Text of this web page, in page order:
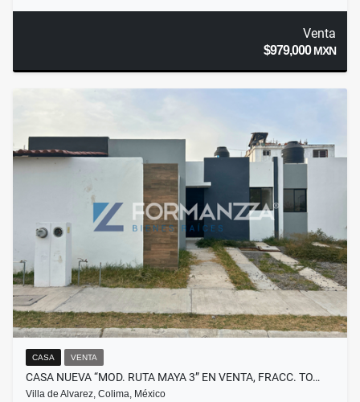
Venta
$979,000MXN
CASA VENTA
CASA NUEVA “MOD. RUTA MAYA 3” EN VENTA, FRACC. TO…
Villa de Alvarez, Colima, México